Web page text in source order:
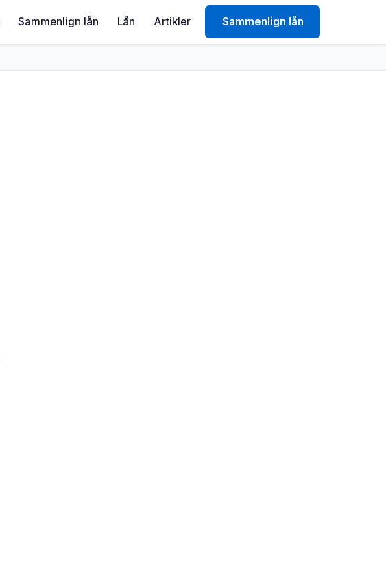
Sammenlign lån Lån Artikler Sammenlign lån